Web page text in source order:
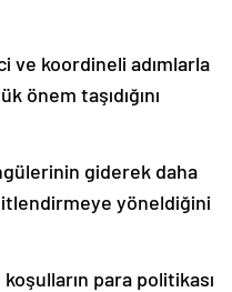
ve koordineli adımlarla
önem taşıdığını
giderek daha
yöneldiğini
para politikası